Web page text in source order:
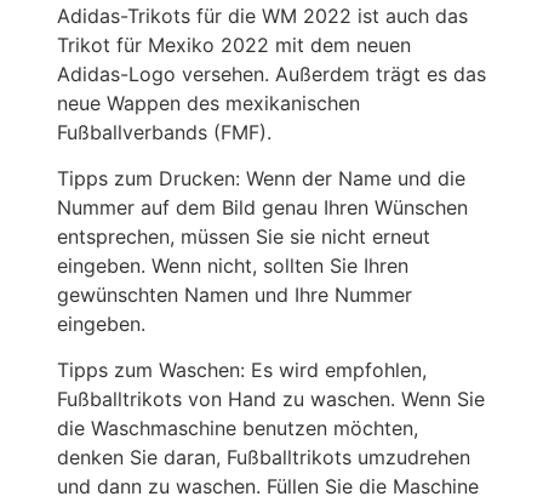
Adidas-Trikots für die WM 2022 ist auch das
Trikot für Mexiko 2022 mit dem neuen
Adidas-Logo versehen. Außerdem trägt es das
neue Wappen des mexikanischen
Fußballverbands (FMF).
Tipps zum Drucken: Wenn der Name und die
Nummer auf dem Bild genau Ihren Wünschen
entsprechen, müssen Sie sie nicht erneut
eingeben. Wenn nicht, sollten Sie Ihren
gewünschten Namen und Ihre Nummer
eingeben.
Tipps zum Waschen: Es wird empfohlen,
Fußballtrikots von Hand zu waschen. Wenn Sie
die Waschmaschine benutzen möchten,
denken Sie daran, Fußballtrikots umzudrehen
und dann zu waschen. Füllen Sie die Maschine